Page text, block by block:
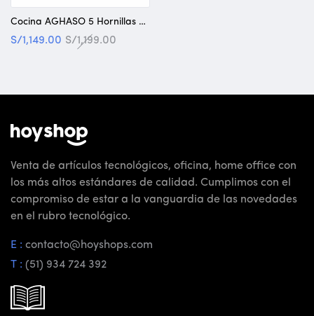
Cocina AGHASO 5 Hornillas con Horno – GN/GLB «NUEVO»
S/1,199.00
S/1,149.00
Venta de artículos tecnológicos, oficina, home office con
los más altos estándares de calidad. Cumplimos con el
compromiso de estar a la vanguardia de las novedades
en el rubro tecnológico.
E : contacto@hoyshops.com
T : (51) 934 724 392